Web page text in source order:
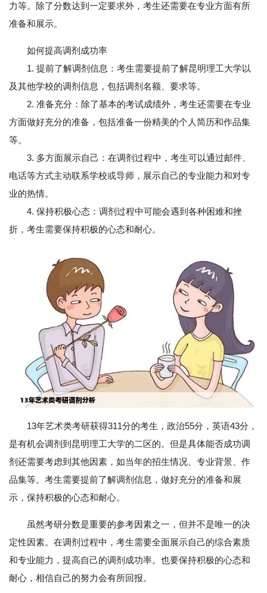
力等。除了分数达到一定要求外，考生还需要在专业方面有所
准备和展示。
如何提高调剂成功率
1. 提前了解调剂信息：考生需要提前了解昆明理工大学以
及其他学校的调剂信息，包括调剂名额、要求等。
2. 准备充分：除了基本的考试成绩外，考生还需要在专业
方面做好充分的准备，包括准备一份精美的个人简历和作品集
等。
3. 多方面展示自己：在调剂过程中，考生可以通过邮件、
电话等方式主动联系学校或导师，展示自己的专业能力和对专
业的热情。
4. 保持积极心态：调剂过程中可能会遇到各种困难和挫
折，考生需要保持积极的心态和耐心。
13年艺术类考研获得311分的考生，政治55分，英语43分，
是有机会调剂到昆明理工大学的二区的。但是具体能否成功调
剂还需要考虑到其他因素，如当年的招生情况、专业背景、作
品集等。考生需要提前了解调剂信息，做好充分的准备和展
示，保持积极的心态和耐心。
虽然考研分数是重要的参考因素之一，但并不是唯一的决
定性因素。在调剂过程中，考生需要全面展示自己的综合素质
和专业能力，提高自己的调剂成功率。也要保持积极的心态和
耐心，相信自己的努力会有所回报。